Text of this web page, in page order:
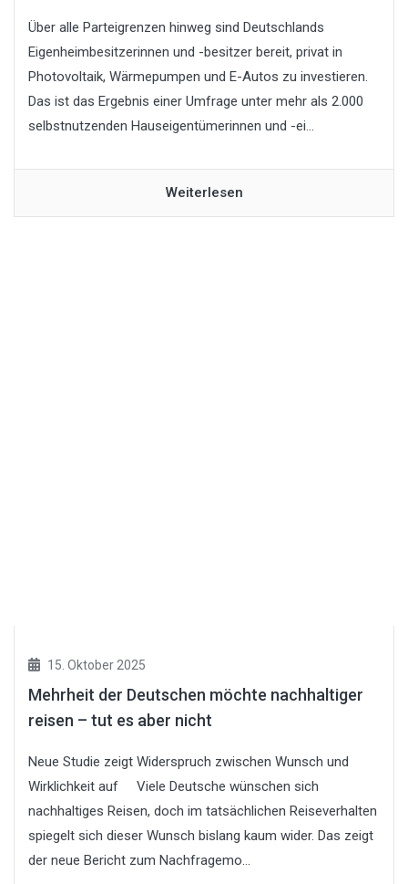
Über alle Parteigrenzen hinweg sind Deutschlands
Eigenheimbesitzerinnen und -besitzer bereit, privat in
Photovoltaik, Wärmepumpen und E-Autos zu investieren.
Das ist das Ergebnis einer Umfrage unter mehr als 2.000
selbstnutzenden Hauseigentümerinnen und -ei...
Weiterlesen
15. Oktober 2025
Mehrheit der Deutschen möchte nachhaltiger
reisen – tut es aber nicht
Neue Studie zeigt Widerspruch zwischen Wunsch und
Wirklichkeit auf Viele Deutsche wünschen sich
nachhaltiges Reisen, doch im tatsächlichen Reiseverhalten
spiegelt sich dieser Wunsch bislang kaum wider. Das zeigt
der neue Bericht zum Nachfragemo...